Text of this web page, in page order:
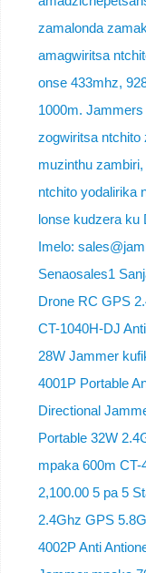
zamalonda
amagwiritsa
onse 433mhz,
1000m.
zogwiritsa ntchito
muzinthu
ntchito yodalirika
lonse kudzera ku
Imelo:
Senaosales1
Drone RC GPS
CT-1040H-DJ
28W Jammer
4001P Portable
Directional
Portable 32W
mpaka 600m
2,100.00 5 pa 5
2.4Ghz GPS
4002P Anti